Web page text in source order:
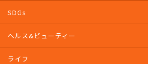
SDGs
ヘルス&ビューティー
ライフ